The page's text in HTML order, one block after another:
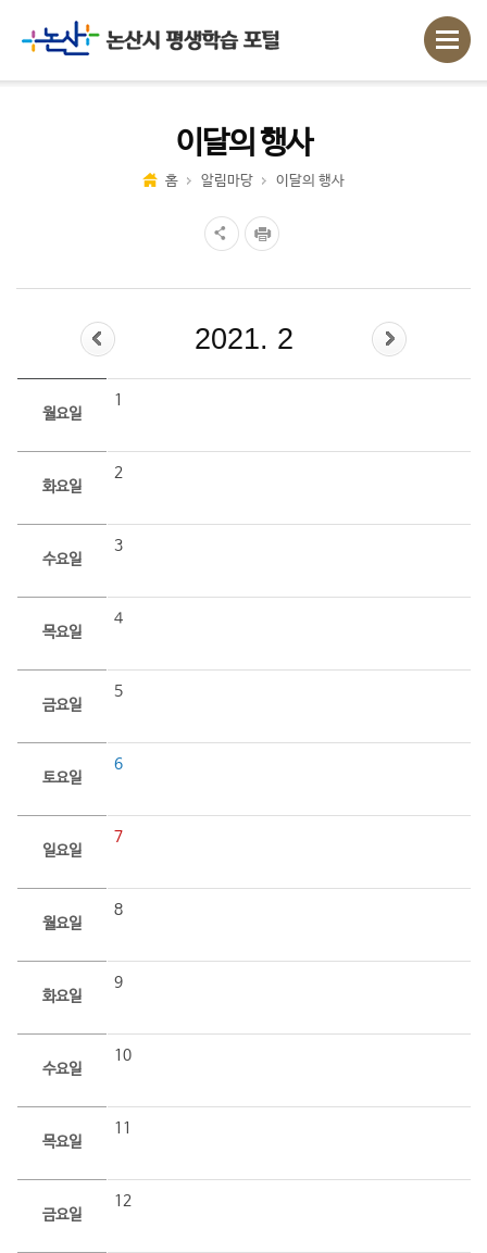
이달의 행사
홈 알림마당 이달의 행사
2021. 2
월요일
1
화요일
2
수요일
3
목요일
4
금요일
5
토요일
6
일요일
7
월요일
8
화요일
9
수요일
10
목요일
11
금요일
12